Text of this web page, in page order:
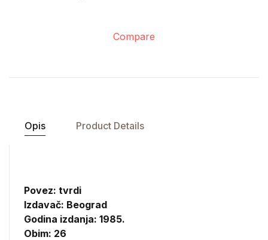
Compare
Opis Product Details
Povez: tvrdi
Izdavač: Beograd
Godina izdanja: 1985.
Obim: 26